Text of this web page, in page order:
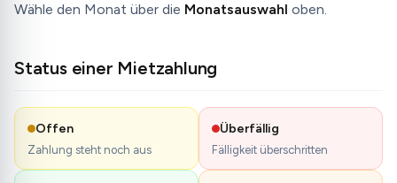
Wähle den Monat über die Monatsauswahl oben.
Status einer Mietzahlung
Offen
Zahlung steht noch aus
Überfällig
Fälligkeit überschritten